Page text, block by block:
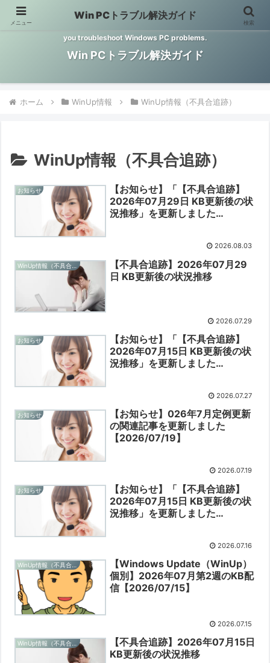
Windows PCのトラブル解決をお手伝いするサイトです。 This site helps
you troubleshoot Windows PC problems.
Win PCトラブル解決ガイド
ホーム WinUp情報 WinUp情報（不具合追跡）
WinUp情報（不具合追跡）
お知らせ
【お知らせ】「【不具合追跡】
2026年07月29日 KB更新後の状
況推移」を更新しました
2026.08.03
【不具合追跡】2026年07月29
日 KB更新後の状況推移
2026.07.29
お知らせ
【お知らせ】「【不具合追跡】
2026年07月15日 KB更新後の状
況推移」を更新しました
2026.07.27
お知らせ
【お知らせ】026年7月定例更新
の関連記事を更新しました
【2026/07/19】
2026.07.19
お知らせ
【お知らせ】「【不具合追跡】
2026年07月15日 KB更新後の状
況推移」を更新しました
2026.07.16
【Windows Update（WinUp）
個別】2026年07月第2週のKB配
信【2026/07/15】
2026.07.15
【不具合追跡】2026年07月15日
KB更新後の状況推移
メニュー
Win PCトラブル解決ガイド
検索